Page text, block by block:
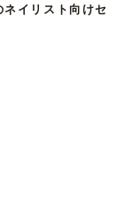
イリスト向けセ